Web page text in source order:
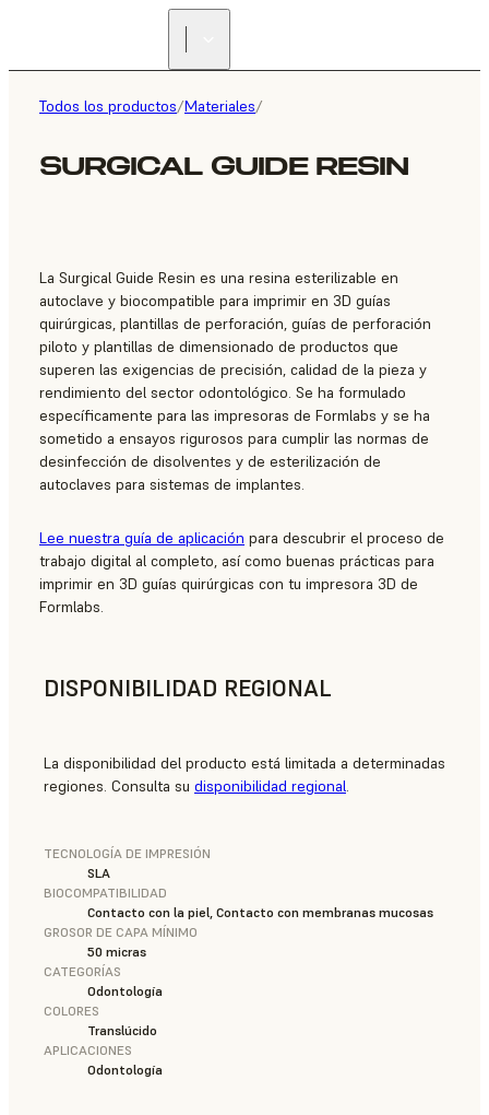
Todos los productos/Materiales/
SURGICAL GUIDE RESIN
La Surgical Guide Resin es una resina esterilizable en
autoclave y biocompatible para imprimir en 3D guías
quirúrgicas, plantillas de perforación, guías de perforación
piloto y plantillas de dimensionado de productos que
superen las exigencias de precisión, calidad de la pieza y
rendimiento del sector odontológico. Se ha formulado
específicamente para las impresoras de Formlabs y se ha
sometido a ensayos rigurosos para cumplir las normas de
desinfección de disolventes y de esterilización de
autoclaves para sistemas de implantes.
Lee nuestra guía de aplicación para descubrir el proceso de
trabajo digital al completo, así como buenas prácticas para
imprimir en 3D guías quirúrgicas con tu impresora 3D de
Formlabs.
DISPONIBILIDAD REGIONAL
La disponibilidad del producto está limitada a determinadas
regiones. Consulta su disponibilidad regional.
TECNOLOGÍA DE IMPRESIÓN
SLA
BIOCOMPATIBILIDAD
Contacto con la piel, Contacto con membranas mucosas
GROSOR DE CAPA MÍNIMO
50 micras
CATEGORÍAS
Odontología
COLORES
Translúcido
APLICACIONES
Odontología